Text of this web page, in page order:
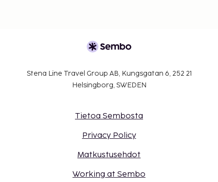
Stena Line Travel Group AB, Kungsgatan 6, 252 21
Helsingborg, SWEDEN
Tietoa Sembosta
Privacy Policy
Matkustusehdot
Working at Sembo